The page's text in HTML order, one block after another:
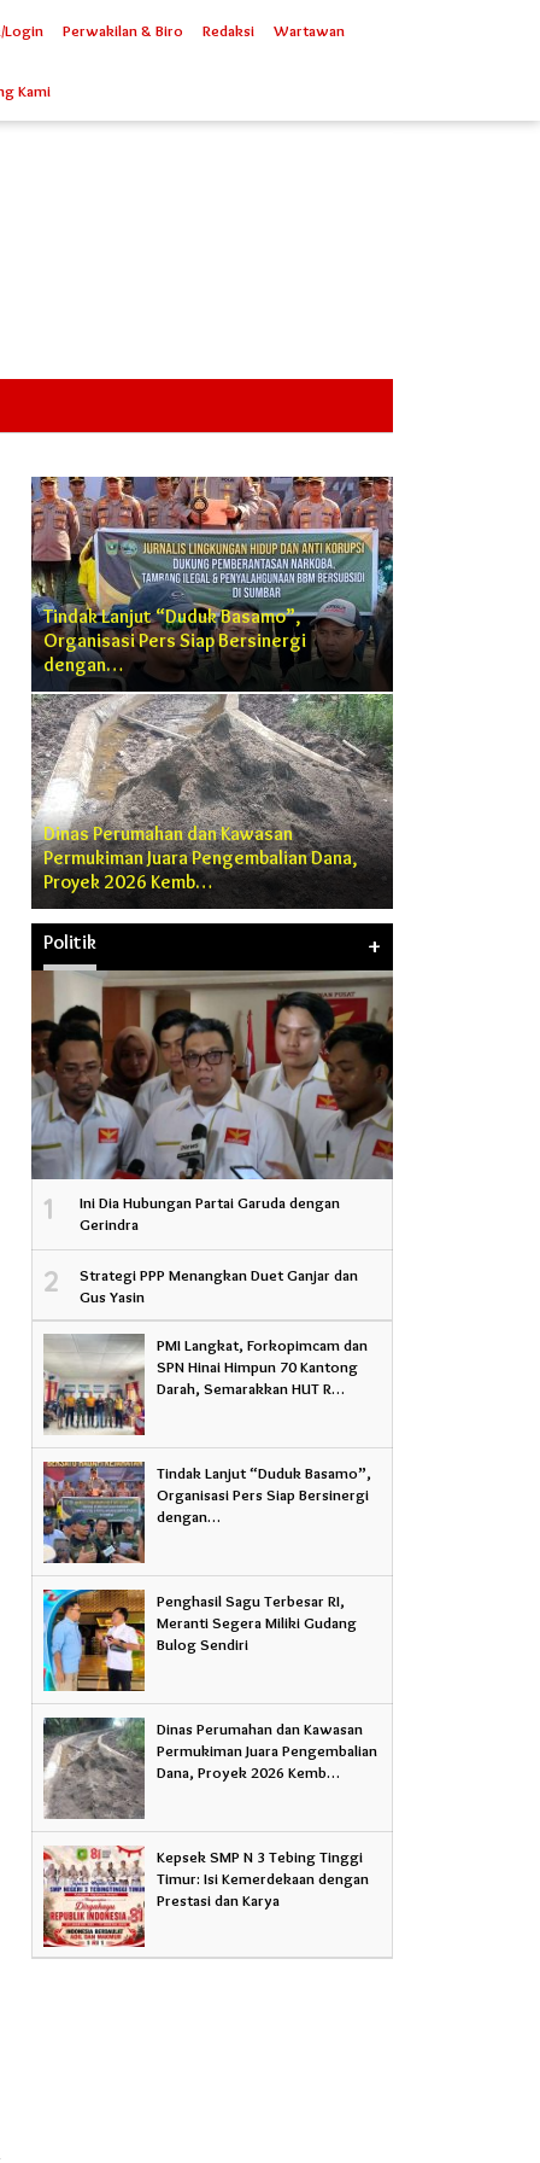
Login Perwakilan & Biro Redaksi Wartawan
Kami
Tindak Lanjut “Duduk Basamo”,
Organisasi Pers Siap Bersinergi
dengan…
Dinas Perumahan dan Kawasan
Permukiman Juara Pengembalian Dana,
Proyek 2026 Kemb…
Politik +
1
Ini Dia Hubungan Partai Garuda dengan
Gerindra
2
Strategi PPP Menangkan Duet Ganjar dan
Gus Yasin
PMI Langkat, Forkopimcam dan
SPN Hinai Himpun 70 Kantong
Darah, Semarakkan HUT R…
Tindak Lanjut “Duduk Basamo”,
Organisasi Pers Siap Bersinergi
dengan…
Penghasil Sagu Terbesar RI,
Meranti Segera Miliki Gudang
Bulog Sendiri
Dinas Perumahan dan Kawasan
Permukiman Juara Pengembalian
Dana, Proyek 2026 Kemb…
Kepsek SMP N 3 Tebing Tinggi
Timur: Isi Kemerdekaan dengan
Prestasi dan Karya